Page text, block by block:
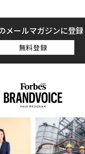
メールマガジンに登録
無料登録